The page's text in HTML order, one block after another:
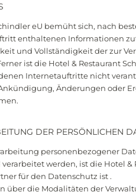
eU bemüht sich, nach
enthaltenen Informationen
und Vollständigkeit der zur
ist die Hotel & Restaurant
Internetauftritte nicht
Änderungen oder
DER PERSÖNLICHEN
personenbezogener
werden, ist die Hotel &
für den Datenschutz ist .
über die Modalitäten der